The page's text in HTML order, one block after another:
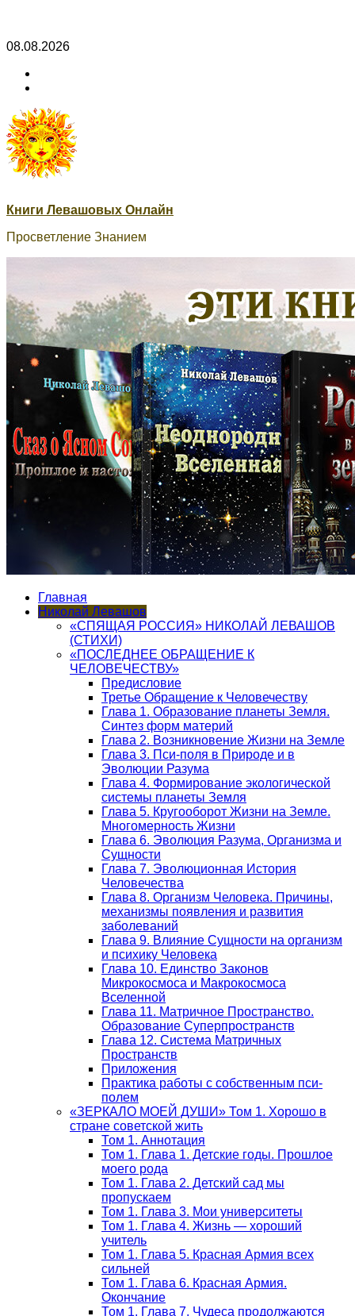
Skip
content
08.08.2026
Книги Левашовых Онлайн
Просветление Знанием
Главная
Николай Левашов
«СПЯЩАЯ РОССИЯ» НИКОЛАЙ ЛЕВАШОВ
(СТИХИ)
«ПОСЛЕДНЕЕ ОБРАЩЕНИЕ К
ЧЕЛОВЕЧЕСТВУ»
Предисловие
Третье Обращение к Человечеству
Глава 1. Образование планеты Земля.
Синтез форм материй
Глава 2. Возникновение Жизни на Земле
Глава 3. Пси-поля в Природе и в
Эволюции Разума
Глава 4. Формирование экологической
системы планеты Земля
Глава 5. Кругооборот Жизни на Земле.
Многомерность Жизни
Глава 6. Эволюция Разума, Организма и
Сущности
Глава 7. Эволюционная История
Человечества
Глава 8. Организм Человека. Причины,
механизмы появления и развития
заболеваний
Глава 9. Влияние Сущности на организм
и психику Человека
Глава 10. Единство Законов
Микрокосмоса и Макрокосмоса
Вселенной
Глава 11. Матричное Пространство.
Образование Суперпространств
Глава 12. Система Матричных
Пространств
Приложения
Практика работы с собственным пси-
полем
«ЗЕРКАЛО МОЕЙ ДУШИ» Том 1. Хорошо в
стране советской жить
Том 1. Аннотация
Том 1. Глава 1. Детские годы. Прошлое
моего рода
Том 1. Глава 2. Детский сад мы
пропускаем
Том 1. Глава 3. Мои университеты
Том 1. Глава 4. Жизнь — хороший
учитель
Том 1. Глава 5. Красная Армия всех
сильней
Том 1. Глава 6. Красная Армия.
Окончание
Том 1. Глава 7. Чудеса продолжаются